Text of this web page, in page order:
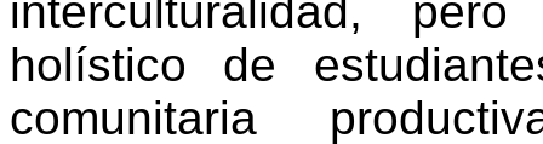
interculturalidad,
holístico de
comunitaria